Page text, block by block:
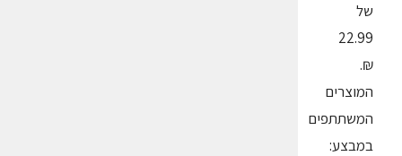
של
22.99
₪.
המוצרים
המשתתפים
במבצע: